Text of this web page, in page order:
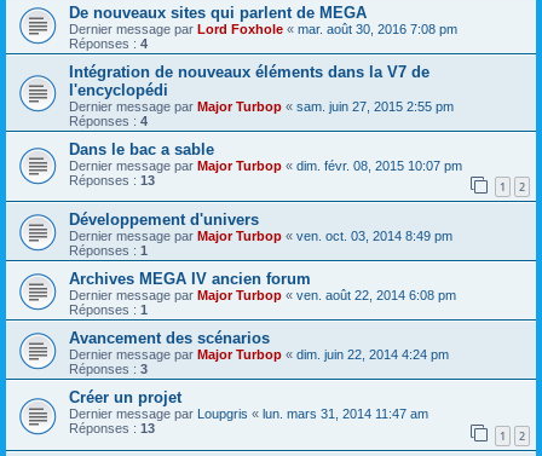
De nouveaux sites qui parlent de MEGA
Dernier message par Lord Foxhole « mar. août 30, 2016 7:08 pm
Réponses : 4
Intégration de nouveaux éléments dans la V7 de
l'encyclopédi
Dernier message par Major Turbop « sam. juin 27, 2015 2:55 pm
Réponses : 4
Dans le bac a sable
Dernier message par Major Turbop « dim. févr. 08, 2015 10:07 pm
Réponses : 13 1 2
Développement d'univers
Dernier message par Major Turbop « ven. oct. 03, 2014 8:49 pm
Réponses : 1
Archives MEGA IV ancien forum
Dernier message par Major Turbop « ven. août 22, 2014 6:08 pm
Réponses : 1
Avancement des scénarios
Dernier message par Major Turbop « dim. juin 22, 2014 4:24 pm
Réponses : 3
Créer un projet
Dernier message par Loupgris « lun. mars 31, 2014 11:47 am
Réponses : 13 1 2